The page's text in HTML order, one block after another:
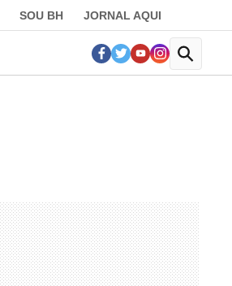
SOU BH JORNAL AQUI